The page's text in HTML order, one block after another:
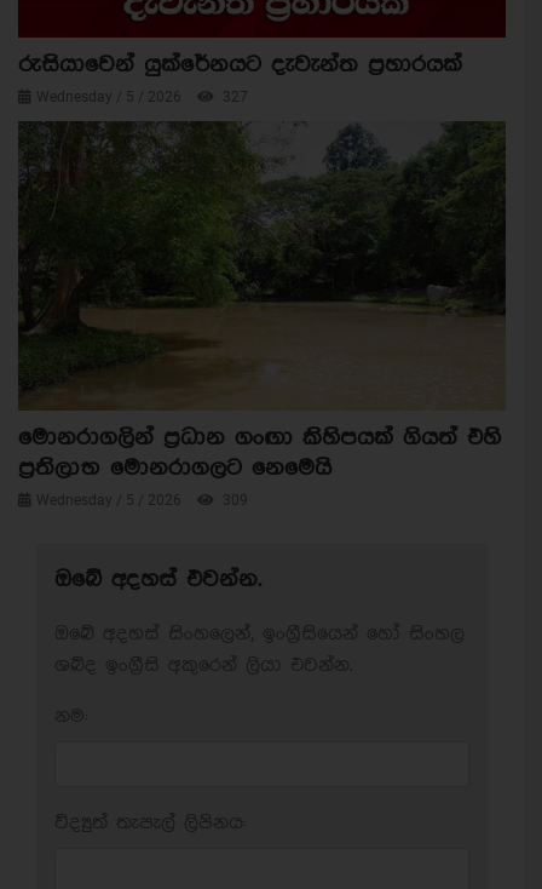
රුසියාවෙන් යුක්රේනයට දැවැන්ත ප්‍රහාරයක්
Wednesday / 5 / 2026 327
මොනරාගලින් ප්‍රධාන ගංඟා කිහිපයක් ගියත් එහි
ප්‍රතිලාභ මොනරාගලට නෙමෙයි
Wednesday / 5 / 2026 309
ඔබේ අදහස් එවන්න.